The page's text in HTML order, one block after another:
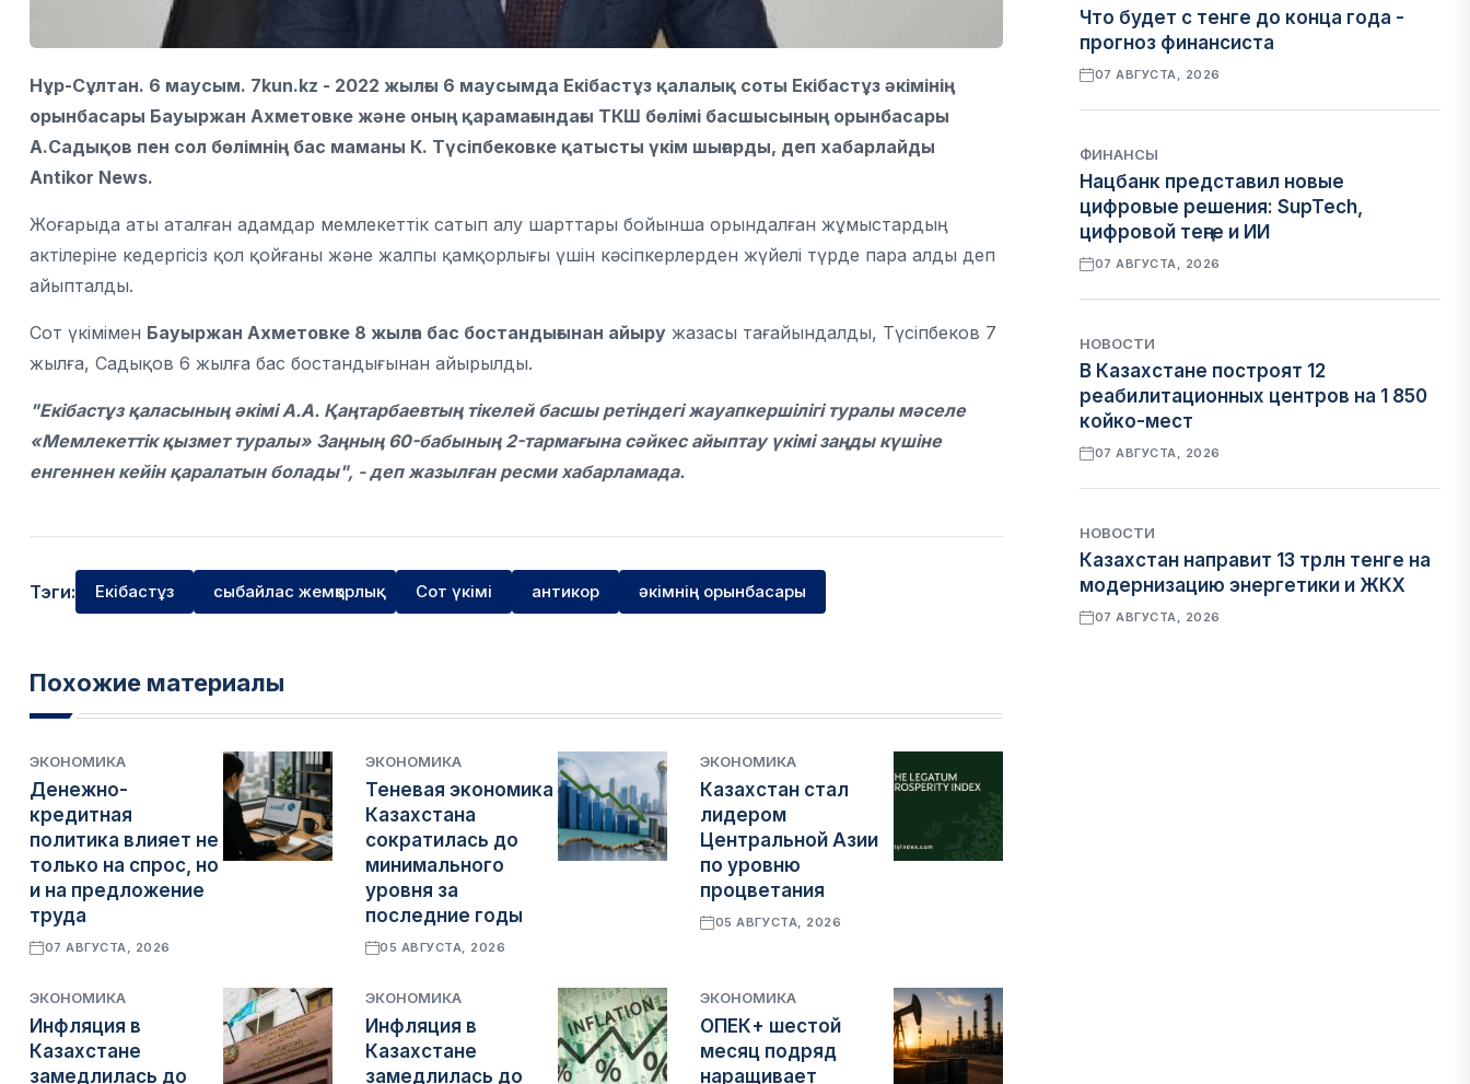
Нұр-Сұлтан. 6 маусым. 7kun.kz - 2022 жылғы 6 маусымда Екібастұз қалалық соты Екібастұз әкімінің
орынбасары Бауыржан Ахметовке және оның қарамағындағы ТКШ бөлімі басшысының орынбасары
А.Садықов пен сол бөлімнің бас маманы К. Түсіпбековке қатысты үкім шығарды, деп хабарлайды
Antikor News.
Жоғарыда аты аталған адамдар мемлекеттік сатып алу шарттары бойынша орындалған жұмыстардың
актілеріне кедергісіз қол қойғаны және жалпы қамқорлығы үшін кәсіпкерлерден жүйелі түрде пара алды деп
айыпталды.
Сот үкімімен Бауыржан Ахметовке 8 жылға бас бостандығынан айыру жазасы тағайындалды, Түсіпбеков 7
жылға, Садықов 6 жылға бас бостандығынан айырылды.
"Екібастұз қаласының әкімі А.А. Қаңтарбаевтың тікелей басшы ретіндегі жауапкершілігі туралы мәселе
«Мемлекеттік қызмет туралы» Заңның 60-бабының 2-тармағына сәйкес айыптау үкімі заңды күшіне
енгеннен кейін қаралатын болады", - деп жазылған ресми хабарламада.
Тэги: Екібастұз сыбайлас жемқорлық Сот үкімі антикор әкімнің орынбасары
Похожие материалы
ЭКОНОМИКА
Денежно-
кредитная
политика влияет не
только на спрос, но
и на предложение
труда
07 АВГУСТА, 2026
ЭКОНОМИКА
Теневая экономика
Казахстана
сократилась до
минимального
уровня за
последние годы
05 АВГУСТА, 2026
ЭКОНОМИКА
Казахстан стал
лидером
Центральной Азии
по уровню
процветания
05 АВГУСТА, 2026
ЭКОНОМИКА
Инфляция в
Казахстане
замедлилась до
ЭКОНОМИКА
Инфляция в
Казахстане
замедлилась до
ЭКОНОМИКА
ОПЕК+ шестой
месяц подряд
наращивает
Что будет с тенге до конца года -
прогноз финансиста
07 АВГУСТА, 2026
ФИНАНСЫ
Нацбанк представил новые
цифровые решения: SupTech,
цифровой теңге и ИИ
07 АВГУСТА, 2026
НОВОСТИ
В Казахстане построят 12
реабилитационных центров на 1 850
койко-мест
07 АВГУСТА, 2026
НОВОСТИ
Казахстан направит 13 трлн тенге на
модернизацию энергетики и ЖКХ
07 АВГУСТА, 2026